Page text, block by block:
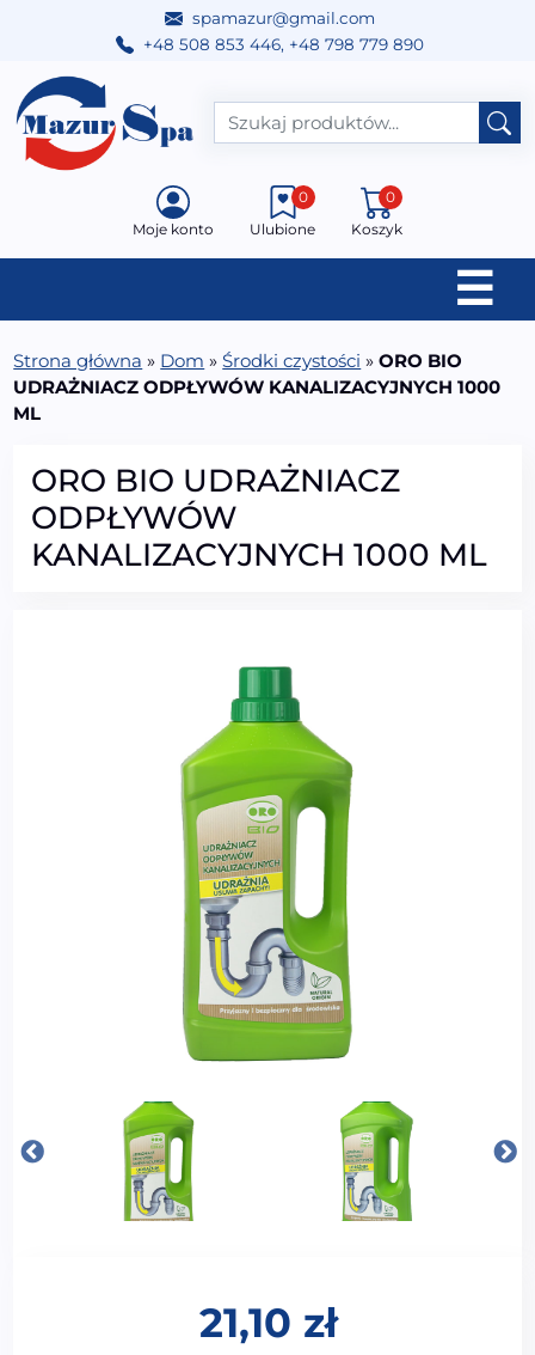
spamazur@gmail.com
+48 508 853 446, +48 798 779 890
Przejdź do treści
Main Navigation
Moje konto Ulubione
0
Koszyk
0
☰
Strona główna » Dom »Środki czystości »ORO BIO
UDRAŻNIACZ ODPŁYWÓW KANALIZACYJNYCH 1000
ML
ORO BIO UDRAŻNIACZ
ODPŁYWÓW
KANALIZACYJNYCH 1000 ML
21,10 zł